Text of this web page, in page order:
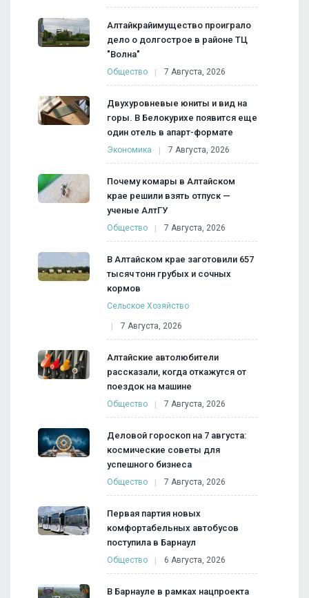
Алтайкрайимущество проиграло
дело о долгострое в районе ТЦ
"Волна"
Общество 7 Августа, 2026
Двухуровневые юниты и вид на
горы. В Белокурихе появится еще
один отель в апарт-формате
Экономика 7 Августа, 2026
Почему комары в Алтайском
крае решили взять отпуск —
ученые АлтГУ
Общество 7 Августа, 2026
В Алтайском крае заготовили 657
тысяч тонн грубых и сочных
кормов
Сельское Хозяйство
7 Августа, 2026
Алтайские автолюбители
рассказали, когда откажутся от
поездок на машине
Общество 7 Августа, 2026
Деловой гороскоп на 7 августа:
космические советы для
успешного бизнеса
Общество 7 Августа, 2026
Первая партия новых
комфортабельных автобусов
поступила в Барнаул
Общество 6 Августа, 2026
В Барнауле в рамках нацпроекта